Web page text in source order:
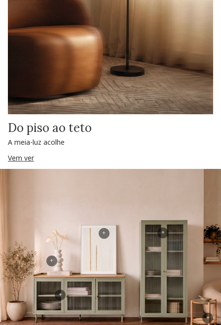
Do piso ao teto
A meia-luz acolhe
Vem ver
+
+
+
+
+